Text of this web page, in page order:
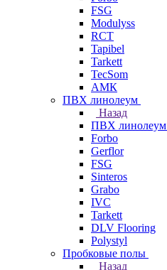
FSG
Modulyss
RCT
Tapibel
Tarkett
TecSom
АМК
ПВХ линолеум
Назад
ПВХ линолеум
Forbo
Gerflor
FSG
Sinteros
Grabo
IVC
Tarkett
DLV Flooring
Polystyl
Пробковые полы
Назад